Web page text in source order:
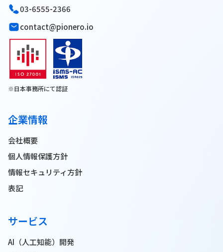
03-6555-2366
contact@pionero.io
※日本事務所にて認証
企業情報
会社概要
個人情報保護方針
情報セキュリティ方針
表記
サービス
AI（人工知能）開発